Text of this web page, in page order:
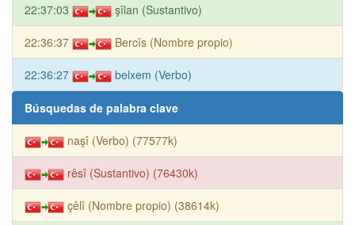
22:37:03 şîlan (Sustantivo)
22:36:37 Bercîs (Nombre propio)
22:36:27 belxem (Verbo)
Búsquedas de palabra clave
naşî (Verbo) (77577k)
rêsî (Sustantivo) (76430k)
çêlî (Nombre propio) (38614k)